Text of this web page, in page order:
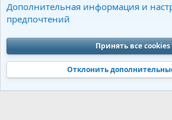
Cookies Charm by DCom
Обратная связь
Условия и правила
Политика конфиденциальности
Помощь
Community platform by XenForo® © 2010-2026
Jumuro®|Media embeds via s9e/MediaSites
Дополнительная информация и
предпочтений
Принять все cookies
Отклонить